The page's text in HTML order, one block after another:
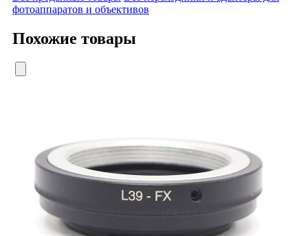
фотоаппаратов и объективов
Похожие товары